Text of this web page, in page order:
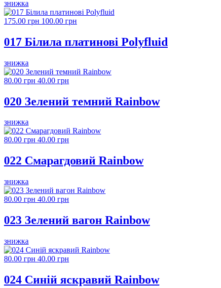
знижка
175.00 грн 100.00 грн
017 Білила платинові Polyfluid
знижка
80.00 грн 40.00 грн
020 Зелений темний Rainbow
знижка
80.00 грн 40.00 грн
022 Смарагдовий Rainbow
знижка
80.00 грн 40.00 грн
023 Зелений вагон Rainbow
знижка
80.00 грн 40.00 грн
024 Синій яскравий Rainbow